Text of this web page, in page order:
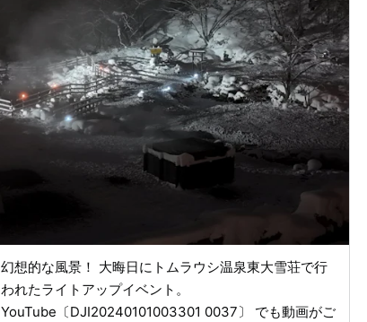
幻想的な風景！ 大晦日にトムラウシ温泉東大雪荘で行
われたライトアップイベント。
YouTube〔DJI20240101003301 0037〕 でも動画がご